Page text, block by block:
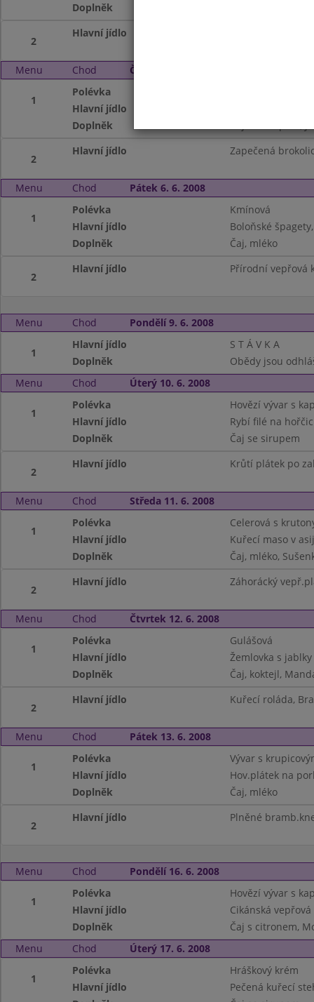
Doplněk
2
Hlavní jídlo
Menu Chod Čtvrtek 5. 6. 2008
1
Polévka
Hlavní jídlo
Doplněk
2
Hlavní jídlo Zapečená
Menu Chod Pátek 6. 6. 2008
1
Polévka
Kmínová
Hlavní jídlo
Boloňské
Doplněk
Čaj, mléko
2
Hlavní jídlo Přírodní vepřová
Menu Chod Pondělí 9. 6. 2008
1
Hlavní jídlo
S T Á V K A
Doplněk
Obědy jsou
Menu
Chod Úterý 10. 6. 2008
1
Polévka
Hovězí vývar s
Hlavní jídlo
Rybí filé na
Doplněk
Čaj se sirupem
2
Hlavní jídlo Krůtí plátek po
Menu Chod Středa 11. 6. 2008
1
Polévka
Celerová s
Hlavní jídlo
Kuřecí maso v
Doplněk
Čaj, mléko,
2
Hlavní jídlo Záhorácký
Menu Chod Čtvrtek 12. 6. 2008
1
Polévka
Gulášová
Hlavní jídlo
Žemlovka s jablky
Doplněk
Čaj, koktejl,
2
Hlavní jídlo Kuřecí roláda,
Menu Chod Pátek 13. 6. 2008
1
Polévka
Vývar s
Hlavní jídlo
Hov.plátek na
Doplněk
Čaj, mléko
2
Hlavní jídlo Plněné
Menu Chod Pondělí 16. 6. 2008
1
Polévka
Hovězí vývar s
Hlavní jídlo
Cikánská
Doplněk
Čaj s citronem,
Menu
Chod Úterý 17. 6. 2008
1
Polévka
Hráškový krém
Hlavní jídlo
Pečená kuřecí